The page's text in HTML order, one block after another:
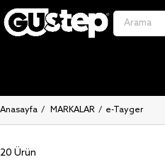
Anasayfa MARKALAR e-Tayger
20 Ürün